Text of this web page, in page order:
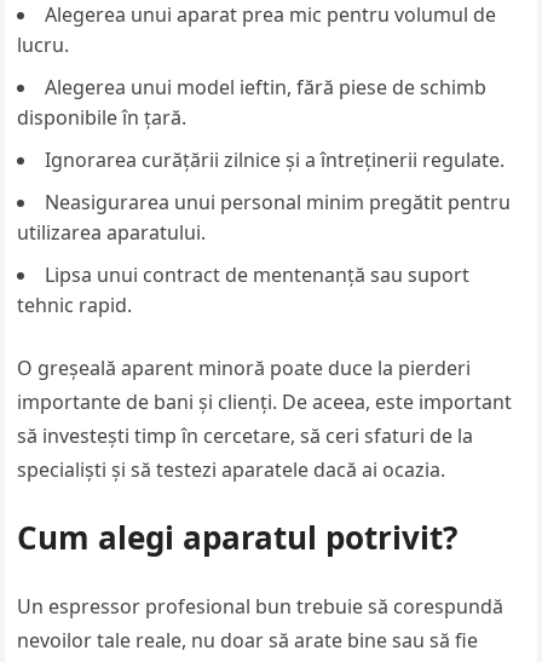
Alegerea unui aparat prea mic pentru volumul de
lucru.
Alegerea unui model ieftin, fără piese de schimb
disponibile în țară.
Ignorarea curățării zilnice și a întreținerii regulate.
Neasigurarea unui personal minim pregătit pentru
utilizarea aparatului.
Lipsa unui contract de mentenanță sau suport
tehnic rapid.
O greșeală aparent minoră poate duce la pierderi
importante de bani și clienți. De aceea, este important
să investești timp în cercetare, să ceri sfaturi de la
specialiști și să testezi aparatele dacă ai ocazia.
Cum alegi aparatul potrivit?
Un espressor profesional bun trebuie să corespundă
nevoilor tale reale, nu doar să arate bine sau să fie